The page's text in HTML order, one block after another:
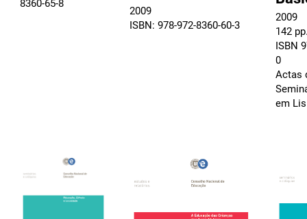
8360-65-8
2009
ISBN: 978-972-8360-60-3
2009
142
ISBN
0
Actas
em